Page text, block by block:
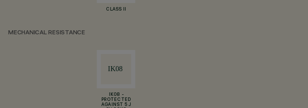
CLASS II
MECHANICAL RESISTANCE
IK08 -
PROTECTED
AGAINST 5 J